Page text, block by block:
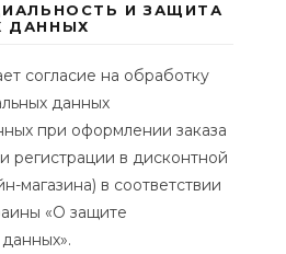
И ЗАЩИТА
ДАННЫХ
согласие на обработку
данных
при оформлении заказа
регистрации в дисконтной
магазина) в соответствии
«О защите